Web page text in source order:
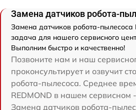
Замена датчиков робота-
Замена датчиков робота-пылесоса
задача для нашего сервисного
Выполним быстро и качественно!
Позвоните нам и наш
проконсультирует и озвучит
робота-пылесоса. Среднее
REDMOND в нашем сервисном
Замена датчиков робота-